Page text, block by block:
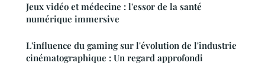
Jeux vidéo et médecine : l'essor de la santé
numérique immersive
L'influence du gaming sur l'évolution de l'industrie
cinématographique : Un regard approfondi